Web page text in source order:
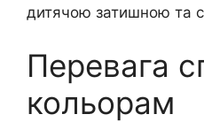
дитячою затишною та
Перевага
кольорам